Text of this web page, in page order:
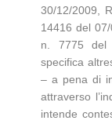
30/12/2009,
14416 del
n. 7775 del
specifica
– a pena di
attraverso
intende